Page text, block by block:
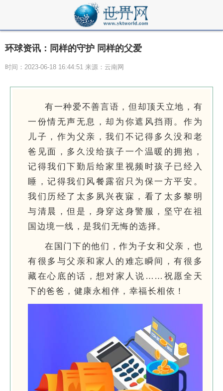
环球资讯：同样的守护 同样的父爱
时间：2023-06-18 16:44:51 来源：云南网
有一种爱不善言语，但却顶天立地，有
一份情无声无息，却为你遮风挡雨。作为
儿子，作为父亲，我们不记得多久没和老
爸见面，多久没给孩子一个温暖的拥抱，
记得我们下勤后给家里视频时孩子已经入
睡，记得我们风餐露宿只为保一方平安。
我们历经了太多夙兴夜寐，看了太多黎明
与清晨，但是，身穿这身警服，坚守在祖
国边境一线，是我们无悔的选择。
在国门下的他们，作为子女和父亲，也
有很多与父亲和家人的难忘瞬间，有很多
藏在心底的话，想对家人说……祝愿全天
下的爸爸，健康永相伴，幸福长相依！